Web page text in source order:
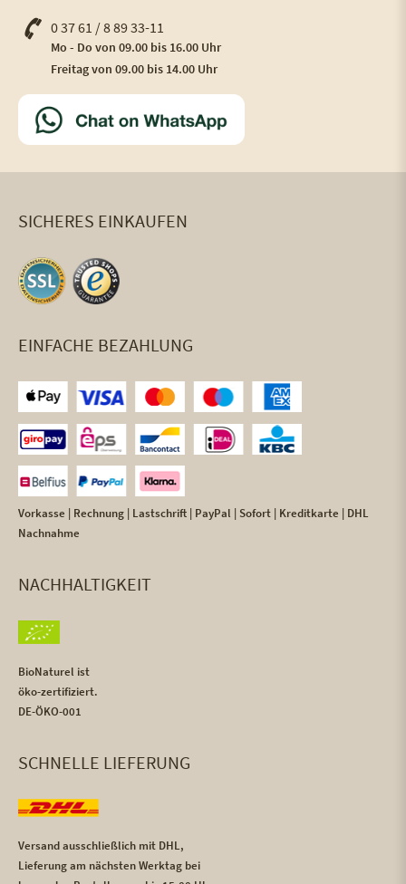
0 37 61 / 8 89 33-11
Mo - Do von 09.00 bis 16.00 Uhr
Freitag von 09.00 bis 14.00 Uhr
SICHERES EINKAUFEN
EINFACHE BEZAHLUNG
Vorkasse | Rechnung | Lastschrift | PayPal | Sofort | Kreditkarte | DHL
Nachnahme
NACHHALTIGKEIT
BioNaturel ist
öko-zertifiziert.
DE-ÖKO-001
SCHNELLE LIEFERUNG
Versand ausschließlich mit DHL,
Lieferung am nächsten Werktag bei